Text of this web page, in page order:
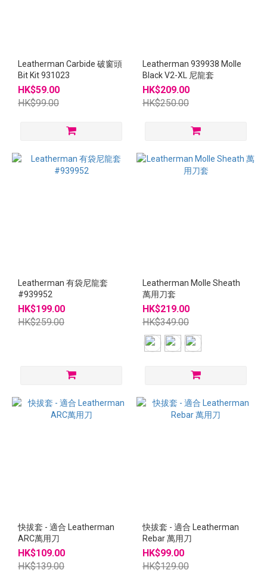
Leatherman Carbide 破窗頭
Bit Kit 931023
HK$59.00
HK$99.00
Leatherman 939938 Molle
Black V2-XL 尼龍套
HK$209.00
HK$250.00
Leatherman 有袋尼龍套
#939952
HK$199.00
HK$259.00
Leatherman Molle Sheath
萬用刀套
HK$219.00
HK$349.00
快拔套 - 適合 Leatherman
ARC萬用刀
HK$109.00
HK$139.00
快拔套 - 適合 Leatherman
Rebar 萬用刀
HK$99.00
HK$129.00